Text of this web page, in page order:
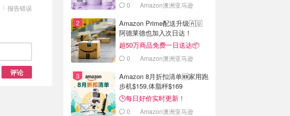
报告错误
评论
0 Amazon澳洲亚马逊
Amazon Prime配送升级🇦🇺
阿德莱德也加入次日达！
超50万商品免费一日送达📦
0 Amazon澳洲亚马逊
Amazon 8月折扣清单🆕家用跑
步机$159,体脂秤$169
🕒每日好价实时更新！
0 Amazon澳洲亚马逊